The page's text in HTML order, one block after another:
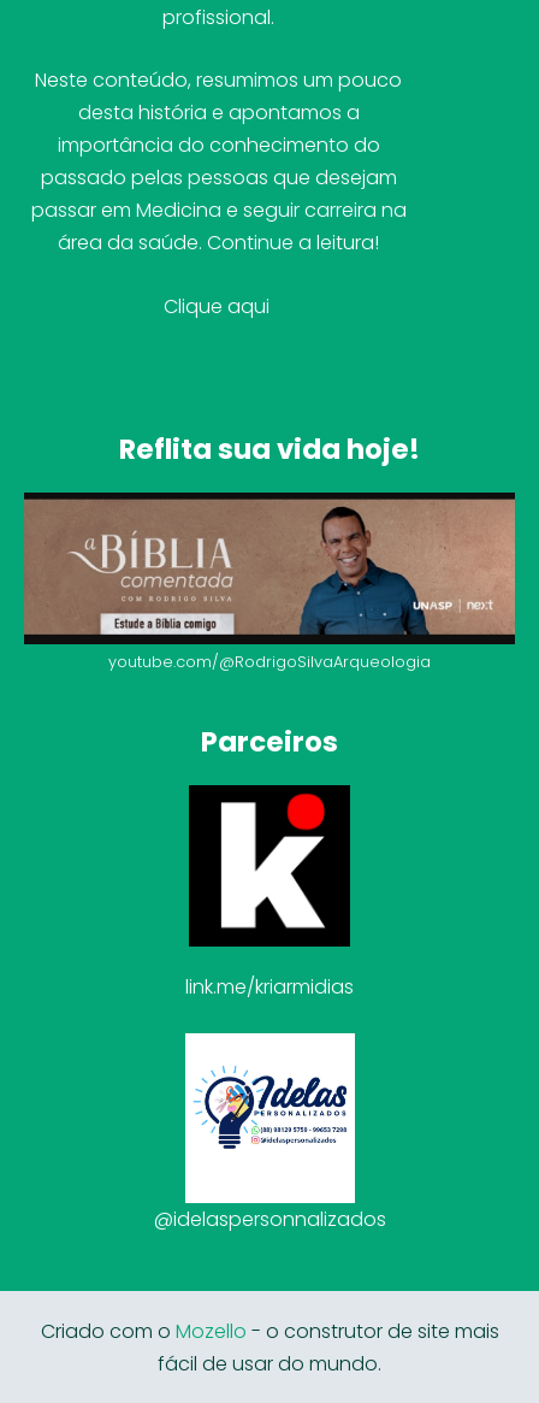
profissional.
Neste conteúdo, resumimos um pouco
desta história e apontamos a
importância do conhecimento do
passado pelas pessoas que desejam
passar em Medicina e seguir carreira na
área da saúde. Continue a leitura!
Clique aqui
Reflita sua vida hoje!
youtube.com/@RodrigoSilvaArqueologia
Parceiros
link.me/kriarmidias
@idelaspersonnalizados
Criado com o Mozello - o construtor de site mais
fácil de usar do mundo.